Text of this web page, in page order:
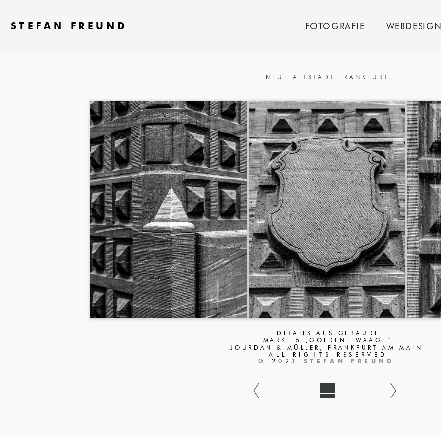
STEFAN FREUND FOTOGRAFIE WEBDESIGN
NEUE ALTSTADT FRANKFURT
DETAILS AUS GEBÄUDE
MARKT 5 „GOLDENE WAAGE“
JOURDAN & MÜLLER, FRANKFURT AM MAIN
ALL RIGHTS RESERVED
© 2023 STEFAN FREUND